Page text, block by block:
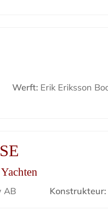
Werft:Erik Eriksson
AB Konstrukteur: